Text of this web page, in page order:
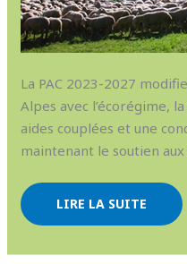
La PAC 2023-2027
Alpes avec l’écorégime,
aides couplées et une
maintenant le soutien
LIRE LA SUITE